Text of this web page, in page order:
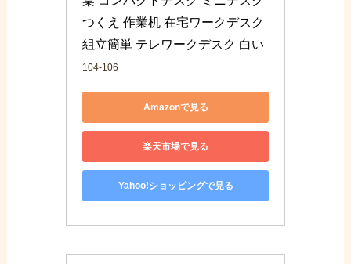
つくえ 作業机 在宅ワークデスク
組立簡単 テレワークデスク 白い
104-106
Amazonで見る
楽天市場で見る
Yahoo!ショッピングで見る